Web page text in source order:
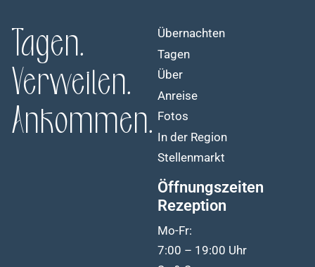
Tagen.
Verweilen.
Ankommen.
Übernachten
Tagen
Über
Anreise
Fotos
In der Region
Stellenmarkt
Öffnungszeiten
Rezeption
Mo-Fr:
7:00 – 19:00 Uhr